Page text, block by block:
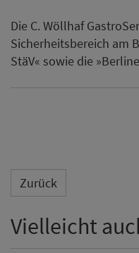
Die C. Wöllhaf
Sicherheitsbereich am
StäV« sowie die
Zurück
Vielleicht